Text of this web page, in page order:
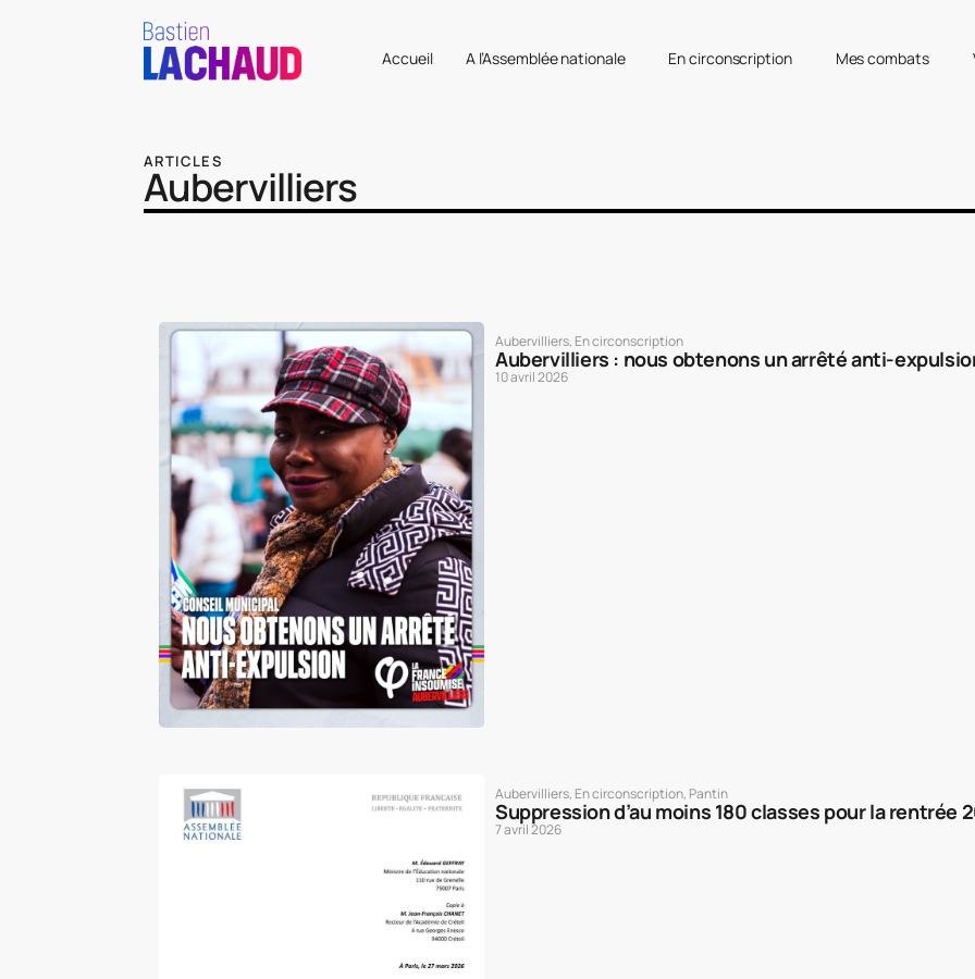
Accueil A l’Assemblée nationale En circonscription Mes combats
ARTICLES
Aubervilliers
Aubervilliers, En circonscription
Aubervilliers : nous obtenons un arrêté anti-
10 avril 2026
Aubervilliers, En circonscription, Pantin
Suppression d’au moins 180 classes pour la rentrée
7 avril 2026